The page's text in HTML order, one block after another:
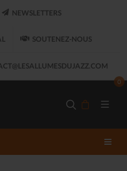
NEWSLETTERS
SOUTENEZ-NOUS
0